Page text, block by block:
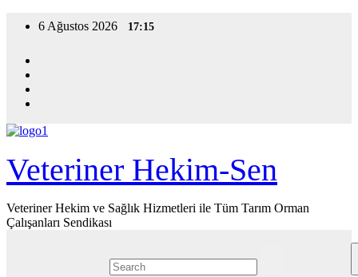
6 Ağustos 2026 17:15
Veteriner Hekim-Sen
Veteriner Hekim ve Sağlık Hizmetleri ile Tüm Tarım Orman
Çalışanları Sendikası